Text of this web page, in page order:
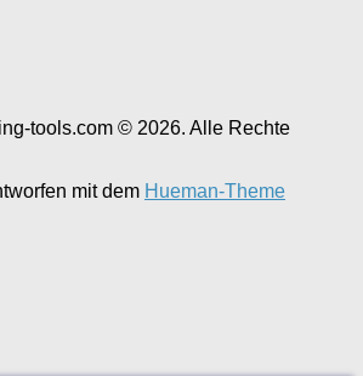
tools.com © 2026. Alle Rechte
mit dem Hueman-Theme